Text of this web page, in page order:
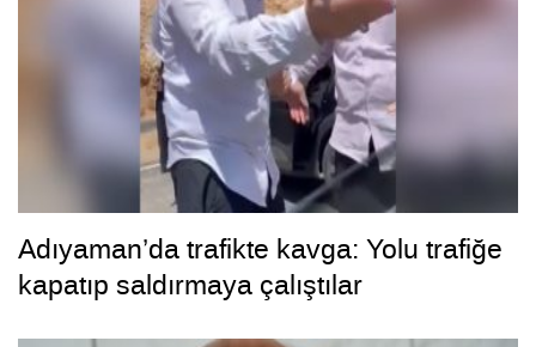
Adıyaman’da trafikte kavga: Yolu trafiğe
kapatıp saldırmaya çalıştılar